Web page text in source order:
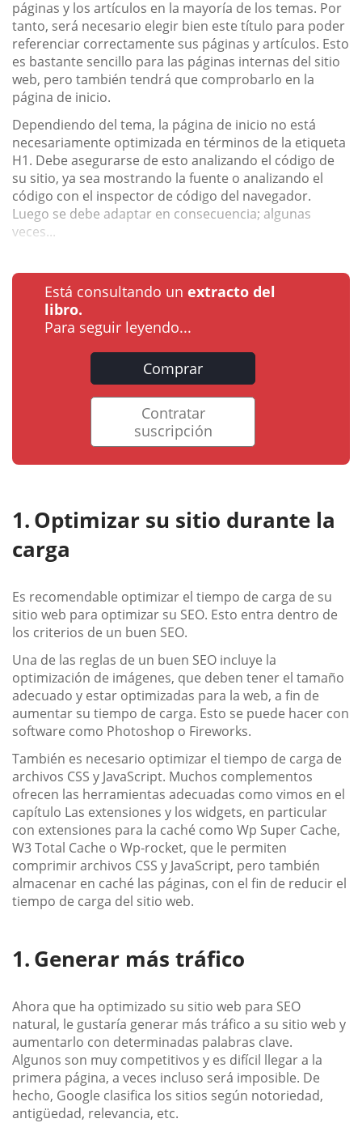
páginas y los artículos en la mayoría de los temas. Por
tanto, será necesario elegir bien este título para poder
referenciar correctamente sus páginas y artículos. Esto
es bastante sencillo para las páginas internas del sitio
web, pero también tendrá que comprobarlo en la
página de inicio.
Dependiendo del tema, la página de inicio no está
necesariamente optimizada en términos de la etiqueta
H1. Debe asegurarse de esto analizando el código de
su sitio, ya sea mostrando la fuente o analizando el
código con el inspector de código del navegador.
Luego se debe adaptar en consecuencia; algunas
veces...
Está consultando un extracto del
libro.
Para seguir leyendo...
Comprar
Contratar
suscripción
Optimizar su sitio durante la
carga
Es recomendable optimizar el tiempo de carga de su
sitio web para optimizar su SEO. Esto entra dentro de
los criterios de un buen SEO.
Una de las reglas de un buen SEO incluye la
optimización de imágenes, que deben tener el tamaño
adecuado y estar optimizadas para la web, a fin de
aumentar su tiempo de carga. Esto se puede hacer con
software como Photoshop o Fireworks.
También es necesario optimizar el tiempo de carga de
archivos CSS y JavaScript. Muchos complementos
ofrecen las herramientas adecuadas como vimos en el
capítulo Las extensiones y los widgets, en particular
con extensiones para la caché como Wp Super Cache,
W3 Total Cache o Wp-rocket, que le permiten
comprimir archivos CSS y JavaScript, pero también
almacenar en caché las páginas, con el fin de reducir el
tiempo de carga del sitio web.
Generar más tráfico
Ahora que ha optimizado su sitio web para SEO
natural, le gustaría generar más tráfico a su sitio web y
aumentarlo con determinadas palabras clave.
Algunos son muy competitivos y es difícil llegar a la
primera página, a veces incluso será imposible. De
hecho, Google clasifica los sitios según notoriedad,
antigüedad, relevancia, etc.